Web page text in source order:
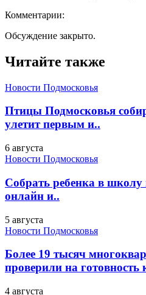
Комментарии:
Обсуждение закрыто.
Читайте также
Новости Подмосковья
Птицы Подмосковья
улетит первым и..
6 августа
Новости Подмосковья
Собрать ребенка в
онлайн и..
5 августа
Новости Подмосковья
Более 19 тысяч
проверили на готовность
4 августа